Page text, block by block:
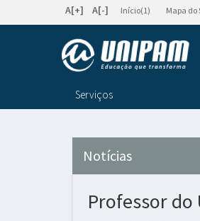
A[+] A[-] Início(1) Mapa do
Serviços
Notícias
Professor do